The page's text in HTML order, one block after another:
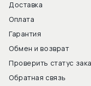
Доставка
Оплата
Гарантия
Обмен и возврат
Проверить статус
Обратная связь